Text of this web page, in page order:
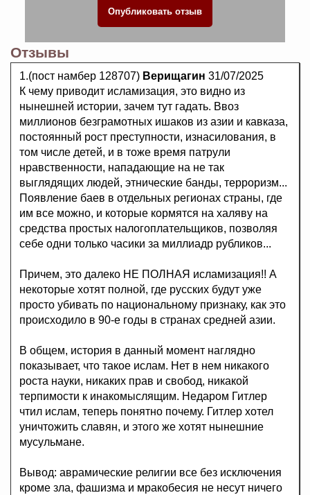
Отзывы
1.(пост намбер 128707) Верищагин 31/07/2025
К чему приводит исламизация, это видно из
нынешней истории, зачем тут гадать. Ввоз
миллионов безграмотных ишаков из азии и кавказа,
постоянный рост преступности, изнасилования, в
том числе детей, и в тоже время патрули
нравственности, нападающие на не так
выглядящих людей, этнические банды, терроризм...
Появление баев в отдельных регионах страны, где
им все можно, и которые кормятся на халяву на
средства простых налогоплательщиков, позволяя
себе одни только часики за миллиадр рубликов...
Причем, это далеко НЕ ПОЛНАЯ исламизация!! А
некоторые хотят полной, где русских будут уже
просто убивать по национальному признаку, как это
происходило в 90-е годы в странах средней азии.
В общем, история в данный момент наглядно
показывает, что такое ислам. Нет в нем никакого
роста науки, никаких прав и свобод, никакой
терпимости к инакомыслящим. Недаром Гитлер
чтил ислам, теперь понятно почему. Гитлер хотел
уничтожить славян, и этого же хотят нынешние
мусульмане.
Вывод: аврамические религии все без исключения
кроме зла, фашизма и мракобесия не несут ничего